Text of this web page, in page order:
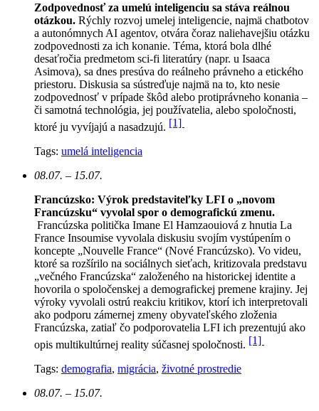
Zodpovednosť za umelú inteligenciu sa stáva reálnou
otázkou. Rýchly rozvoj umelej inteligencie, najmä chatbotov
a autonómnych AI agentov, otvára čoraz naliehavejšiu otázku
zodpovednosti za ich konanie. Téma, ktorá bola dlhé
desaťročia predmetom sci-fi literatúry (napr. u Isaaca
Asimova), sa dnes presúva do reálneho právneho a etického
priestoru. Diskusia sa sústreďuje najmä na to, kto nesie
zodpovednosť v prípade škôd alebo protiprávneho konania –
či samotná technológia, jej používatelia, alebo spoločnosti,
ktoré ju vyvíjajú a nasadzujú. [1]
Tags: umelá inteligencia
08.07. – 15.07.
Francúzsko: Výrok predstaviteľky LFI o „novom
Francúzsku“ vyvolal spor o demografickú zmenu.
Francúzska politička Imane El Hamzaouiová z hnutia La
France Insoumise vyvolala diskusiu svojím vystúpením o
koncepte „Nouvelle France“ (Nové Francúzsko). Vo videu,
ktoré sa rozšírilo na sociálnych sieťach, kritizovala predstavu
„večného Francúzska“ založeného na historickej identite a
hovorila o spoločenskej a demografickej premene krajiny. Jej
výroky vyvolali ostrú reakciu kritikov, ktorí ich interpretovali
ako podporu zámernej zmeny obyvateľského zloženia
Francúzska, zatiaľ čo podporovatelia LFI ich prezentujú ako
opis multikultúrnej reality súčasnej spoločnosti. [1]
Tags: demografia, migrácia, životné prostredie
08.07. – 15.07.